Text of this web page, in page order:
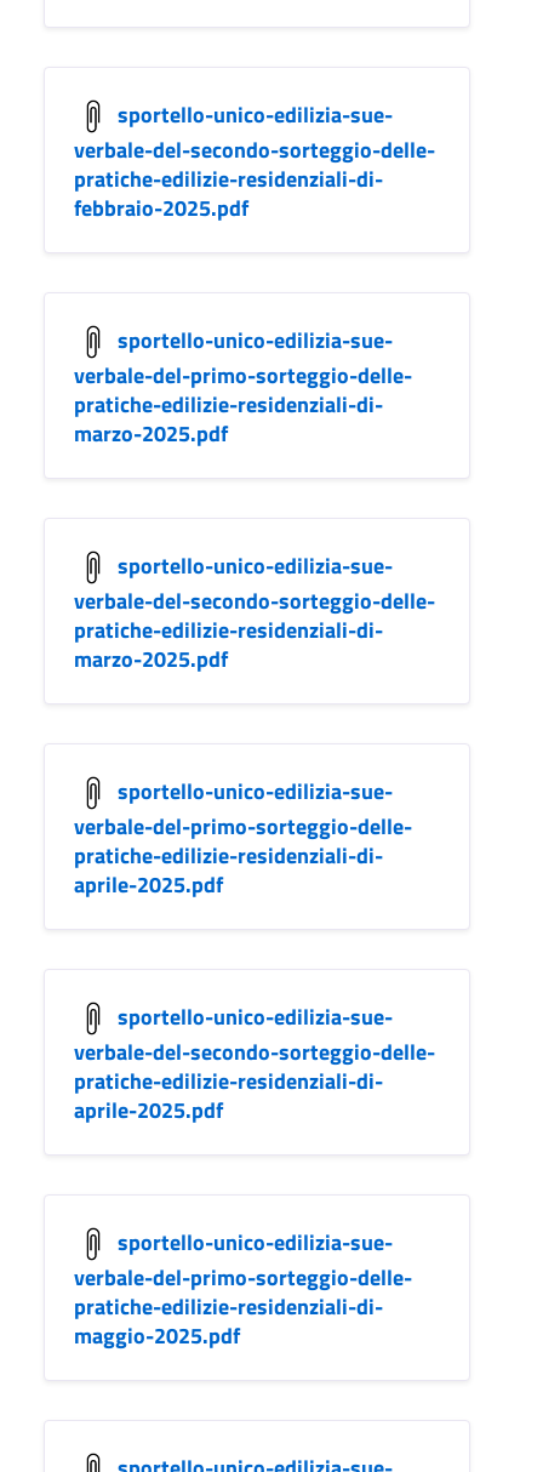
sportello-unico-edilizia-sue-
verbale-del-secondo-sorteggio-delle-
pratiche-edilizie-residenziali-di-
febbraio-2025.pdf
sportello-unico-edilizia-sue-
verbale-del-primo-sorteggio-delle-
pratiche-edilizie-residenziali-di-
marzo-2025.pdf
sportello-unico-edilizia-sue-
verbale-del-secondo-sorteggio-delle-
pratiche-edilizie-residenziali-di-
marzo-2025.pdf
sportello-unico-edilizia-sue-
verbale-del-primo-sorteggio-delle-
pratiche-edilizie-residenziali-di-
aprile-2025.pdf
sportello-unico-edilizia-sue-
verbale-del-secondo-sorteggio-delle-
pratiche-edilizie-residenziali-di-
aprile-2025.pdf
sportello-unico-edilizia-sue-
verbale-del-primo-sorteggio-delle-
pratiche-edilizie-residenziali-di-
maggio-2025.pdf